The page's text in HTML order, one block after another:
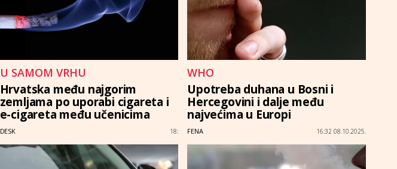
U SAMOM VRHU
Hrvatska među najgorim
zemljama po uporabi cigareta i
e-cigareta među učenicima
DESK 18:
WHO
Upotreba duhana u Bosni i
Hercegovini i dalje među
najvećima u Europi
FENA 16:32 08.10.2025.